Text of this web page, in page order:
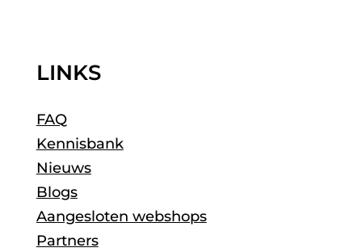
LINKS
FAQ
Kennisbank
Nieuws
Blogs
Aangesloten webshops
Partners